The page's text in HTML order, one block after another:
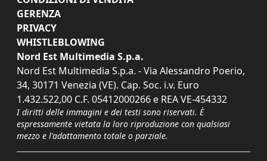
GERENZA
PRIVACY
WHISTLEBLOWING
Nord Est Multimedia S.p.a.
Nord Est Multimedia S.p.a. - Via Alessandro Poerio,
34, 30171 Venezia (VE). Cap. Soc. i.v. Euro
1.432.522,00 C.F. 05412000266 e REA VE-454332
I diritti delle immagini e dei testi sono riservati. È
espressamente vietata la loro riproduzione con qualsiasi
mezzo e l'adattamento totale o parziale.